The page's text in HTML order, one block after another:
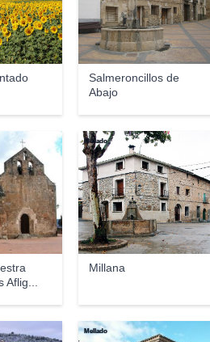
Salmeroncillos de
Abajo
Millana
Mellado
Mellado